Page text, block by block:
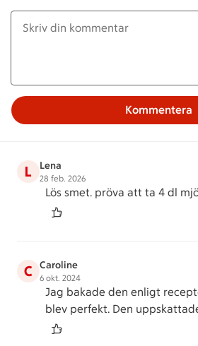
Kommentera
L Lena
28 feb. 2026
Lös smet. pröva att ta 4 dl
C Caroline
6 okt. 2024
Jag bakade den enligt
blev perfekt. Den